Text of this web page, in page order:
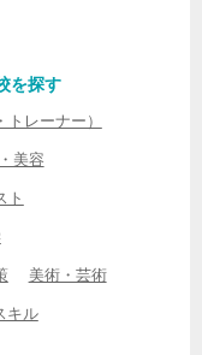
を探す
レーナー）
美容
ト
美術・芸術
キル